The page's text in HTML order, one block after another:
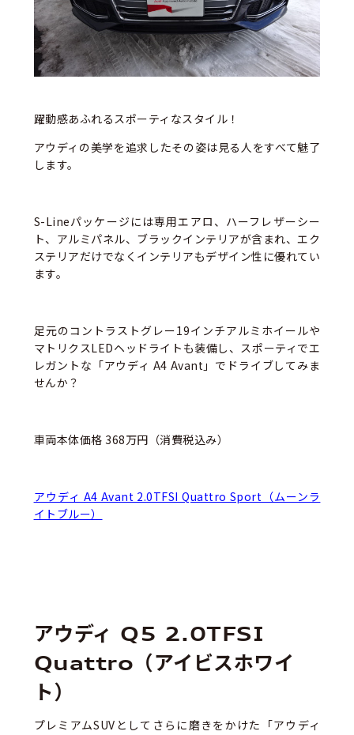
躍動感あふれるスポーティなスタイル！
アウディの美学を追求したその姿は見る人をすべて魅了
します。
S-Lineパッケージには専用エアロ、ハーフレザーシー
ト、アルミパネル、ブラックインテリアが含まれ、エク
ステリアだけでなくインテリアもデザイン性に優れてい
ます。
足元のコントラストグレー19インチアルミホイールや
マトリクスLEDヘッドライトも装備し、スポーティでエ
レガントな「アウディ A4 Avant」でドライブしてみま
せんか？
車両本体価格 368万円（消費税込み）
アウディ A4 Avant 2.0TFSI Quattro Sport（ムーンラ
イトブルー）
アウディ Q5 2.0TFSI
Quattro（アイビスホワイ
ト）
プレミアムSUVとしてさらに磨きをかけた「アウディ